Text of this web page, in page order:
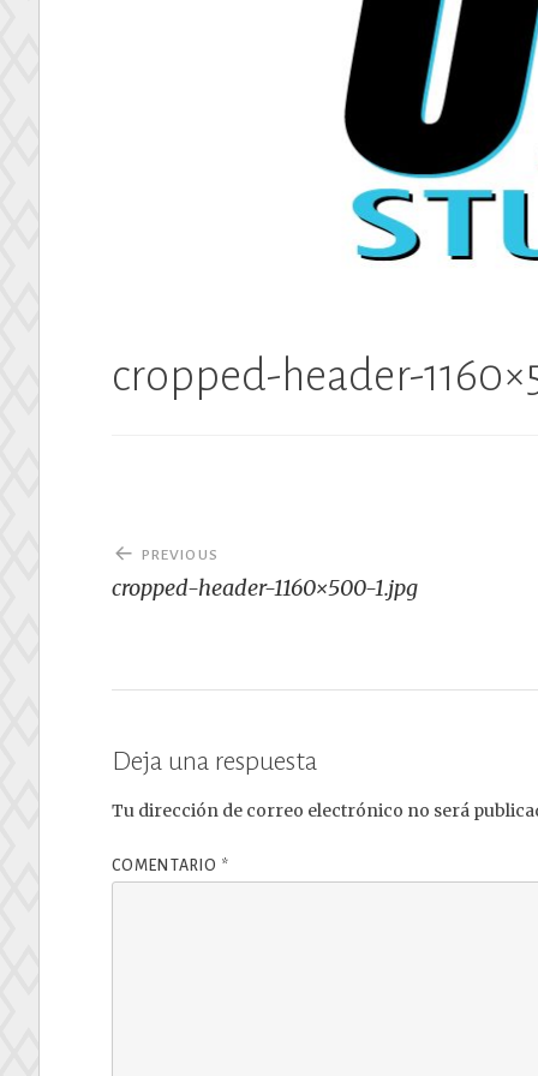
Up Studio
cropped-header-
Navegación
de
PREVIOUS
cropped-header-1160×500-1.jpg
Deja una respuesta
Tu dirección de correo electrónico no será
COMENTARIO *